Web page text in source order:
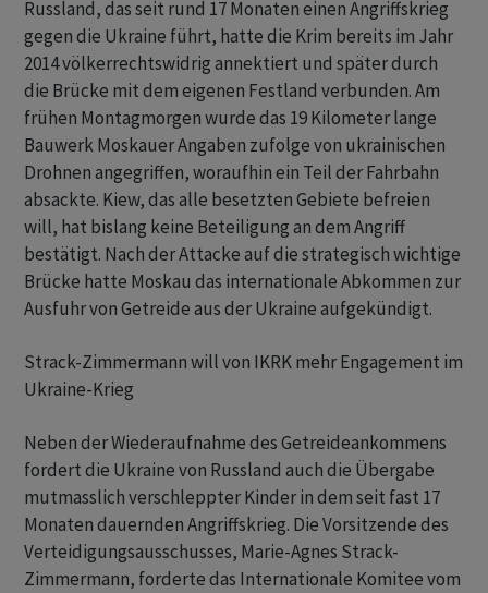
Russland, das seit rund 17 Monaten einen Angriffskrieg
gegen die Ukraine führt, hatte die Krim bereits im Jahr
2014 völkerrechtswidrig annektiert und später durch
die Brücke mit dem eigenen Festland verbunden. Am
frühen Montagmorgen wurde das 19 Kilometer lange
Bauwerk Moskauer Angaben zufolge von ukrainischen
Drohnen angegriffen, woraufhin ein Teil der Fahrbahn
absackte. Kiew, das alle besetzten Gebiete befreien
will, hat bislang keine Beteiligung an dem Angriff
bestätigt. Nach der Attacke auf die strategisch wichtige
Brücke hatte Moskau das internationale Abkommen zur
Ausfuhr von Getreide aus der Ukraine aufgekündigt.
Strack-Zimmermann will von IKRK mehr Engagement im
Ukraine-Krieg
Neben der Wiederaufnahme des Getreideankommens
fordert die Ukraine von Russland auch die Übergabe
mutmasslich verschleppter Kinder in dem seit fast 17
Monaten dauernden Angriffskrieg. Die Vorsitzende des
Verteidigungsausschusses, Marie-Agnes Strack-
Zimmermann, forderte das Internationale Komitee vom